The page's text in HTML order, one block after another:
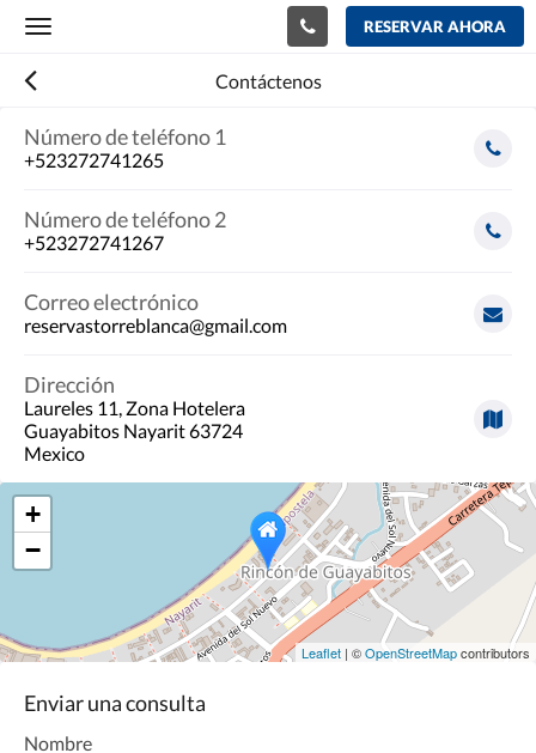
Toggle
RESERVAR AHORA
Contáctenos
Número de teléfono 1
+523272741265
Número de teléfono 2
+523272741267
Correo electrónico
reservastorreblanca@gmail.com
Dirección
Laureles 11, Zona Hotelera
Guayabitos Nayarit 63724
Mexico
+
−
Leaflet | ©OpenStreetMapcontributors
Enviar una consulta
Nombre